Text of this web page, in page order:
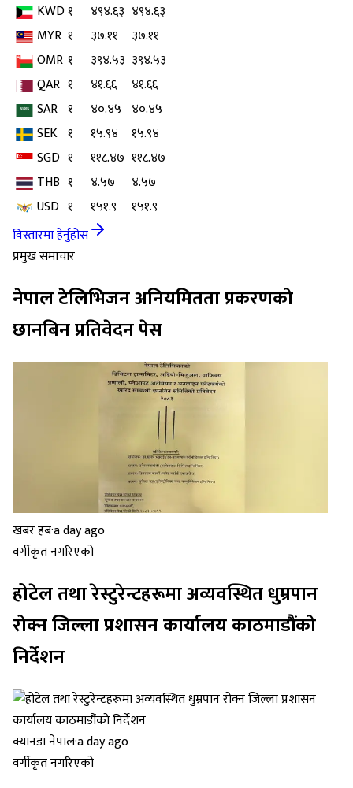
KWD१ ४९४.६३ ४९४.६३
MYR १ ३७.११
३७.११
OMR १ ३९४.५३ ३९४.५३
QAR १ ४१.६६
४१.६६
SAR १ ४०.४५ ४०.४५
SEK १ १५.९४
१५.९४
SGD १ ११८.४७ ११८.४७
THB १ ४.५७
४.५७
USD १ १५१.९
१५१.९
विस्तारमा हेर्नुहोस
प्रमुख समाचार
नेपाल टेलिभिजन अनियमितता प्रकरणको
छानबिन प्रतिवेदन पेस
खबर हब·a day ago
वर्गीकृत नगरिएको
होटेल तथा रेस्टुरेन्टहरूमा अव्यवस्थित धुम्रपान
रोक्न जिल्ला प्रशासन कार्यालय काठमाडौंको
निर्देशन
क्यानडा नेपाल·a day ago
वर्गीकृत नगरिएको